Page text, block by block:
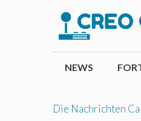
NEWS
Die Nachrichten